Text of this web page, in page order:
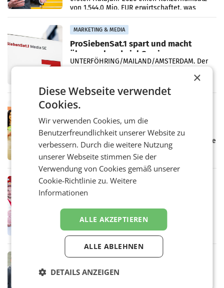
von 1.544,0 Mio. EUR erwirtschaftet, was
einem Plus von 3,8 Prozent gegenüber dem
Vergleichszeitraum
MARKETING & MEDIA
ProSiebenSat.1 spart und macht
überraschend viel Gewinn
UNTERFÖHRING/MAILAND/AMSTERDAM. Der
Frühjahr dank Kostensenkungen operativ
wieder Gewinn gemacht und die
Markterwartung deutlich übertroffen.
RETAIL
Eine Bühne für Zirkularität: ARA und
Müller informieren am POS über
Kreislauffähigkeit
Über den gesamten August hinweg rücken die
Altstoff Recycling Austria AG (ARA) und der
Handelskonzern Müller die Initiative
„Kreislauf-Helden“ in allen österreichischen
Müller-Filialen
RETAIL
Penny modernisiert zwei Filialen in
WIENER NEUDORF. – Im Rahmen einer
laufenden Modernisierungsoffensive
erneuert Penny zwei Filialen in Nieder- und
Oberösterreich. Die beiden Standorte liegen
in Haag sowie im rund
RETAIL
Alles bereit für den Wechsel: Jürgen
×
Diese Webseite verwendet
Cookies.
Wir verwenden Cookies, um die
Benutzerfreundlichkeit unserer Website zu
verbessern. Durch die weitere Nutzung
unserer Webseite stimmen Sie der
Verwendung von Cookies gemäß unserer
Cookie-Richtlinie zu.Weitere
Informationen
ALLE AKZEPTIEREN
ALLE ABLEHNEN
DETAILS ANZEIGEN